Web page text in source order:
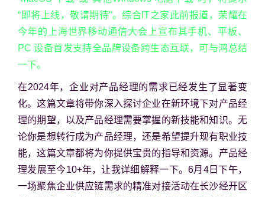
“即将上线，敬请期待”。综合IT之家此前报道，荣耀在
今年的上海世界移动通信大会上宣布其手机、平板、
PC 设备首发支持全品牌设备跨生态互联，可与鸿总结
一下。
在2024年，企业对产品经理的需求已经发生了显著变
化。这篇文章将带你深入探讨企业在新环境下对产品经
理的期望，以及产品经理需要掌握的新技能和知识。无
论你是想转行成为产品经理，还是希望提升现有职业技
能，这篇文章都将为你提供宝贵的指导和资源。产品经
理发展至今10+年，让我详细解释一下。6月4日下午，
一场聚焦企业供应链需求的精准对接活动在长沙经开区